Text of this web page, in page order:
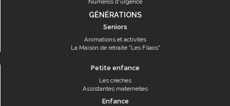
Numéros d'urgence
GÉNÉRATIONS
Seniors
Animations et activités
La Maison de retraite "Les Filaos"
Petite enfance
Les crèches
Assistantes maternelles
Enfance